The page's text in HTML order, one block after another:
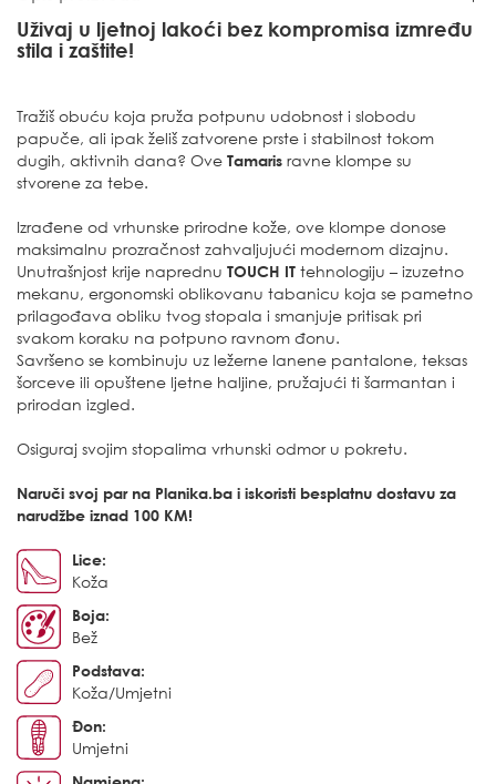
Uživaj u ljetnoj lakoći bez kompromisa izmređu
stila i zaštite!
Tražiš obuću koja pruža potpunu udobnost i slobodu
papuče, ali ipak želiš zatvorene prste i stabilnost tokom
dugih, aktivnih dana? Ove Tamaris ravne klompe su
stvorene za tebe.
Izrađene od vrhunske prirodne kože, ove klompe donose
maksimalnu prozračnost zahvaljujući modernom dizajnu.
Unutrašnjost krije naprednu TOUCH IT tehnologiju – izuzetno
mekanu, ergonomski oblikovanu tabanicu koja se pametno
prilagođava obliku tvog stopala i smanjuje pritisak pri
svakom koraku na potpuno ravnom đonu.
Savršeno se kombinuju uz ležerne lanene pantalone, teksas
šorceve ili opuštene ljetne haljine, pružajući ti šarmantan i
prirodan izgled.
Osiguraj svojim stopalima vrhunski odmor u pokretu.
Naruči svoj par na Planika.ba i iskoristi besplatnu dostavu za
narudžbe iznad 100 KM!
Lice:
Koža
Boja:
Bež
Podstava:
Koža/Umjetni
Đon:
Umjetni